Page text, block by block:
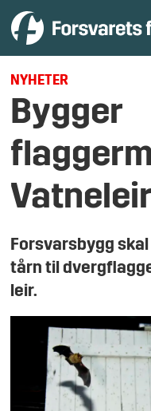
NYHETER
Bygger
Forsvarsbygg
tårn til
leir.